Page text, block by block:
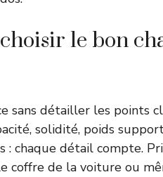
le bon
sans détailler les points
solidité, poids
chaque détail compte.
coffre de la voiture ou